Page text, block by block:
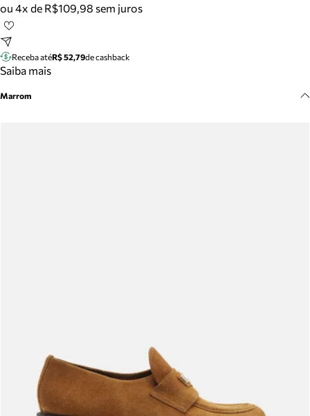
Mule
Tire dúvidas sobre pedidos, devoluções e mais.
ou 4x de R$109,98 sem juros
Receba atéR$ 52,79de cashback
Saiba mais
Marrom